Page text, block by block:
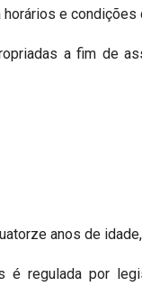
e condições
a fim de
anos de
é regulada por